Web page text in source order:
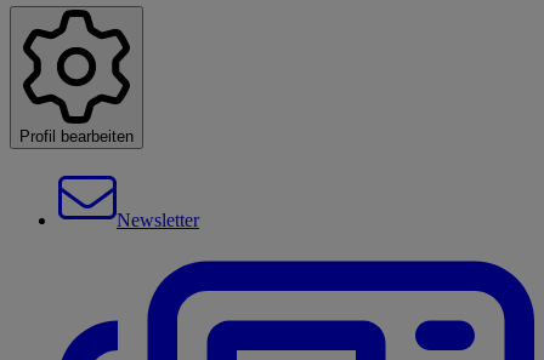
Profil bearbeiten
Newsletter